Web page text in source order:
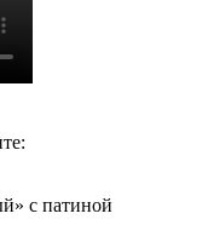
с патиной